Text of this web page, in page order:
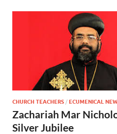
CHURCH TEACHERS / ECUMENICAL
Zachariah Mar
Silver Jubilee